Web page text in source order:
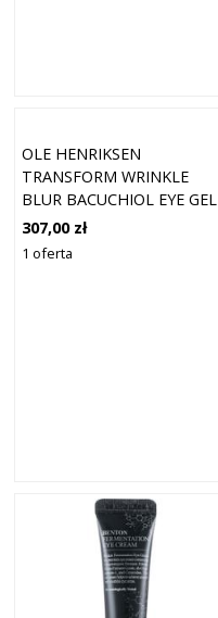
OLE HENRIKSEN
TRANSFORM WRINKLE
BLUR BACUCHIOL EYE GEL
CREME (18ML)
307,00 zł
1 oferta